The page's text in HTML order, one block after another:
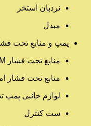
نردبان استخر
مبدل
پمپ و منابع تحت
منابع تحت فشار HTM‎
منابع تحت فشار
لوازم جانبی پمپ
ست کنترل